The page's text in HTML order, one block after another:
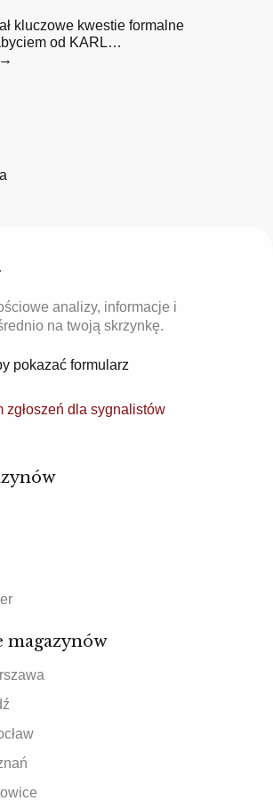
kluczowe kwestie formalne
od KARL…
analizy, informacje i
na twoją skrzynkę.
pokazać formularz
zgłoszeń dla sygnalistów
magazynów